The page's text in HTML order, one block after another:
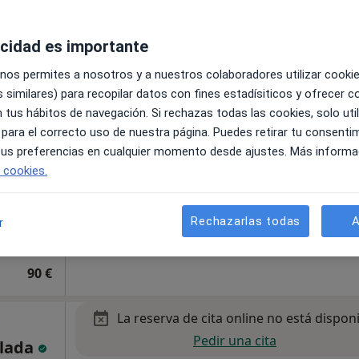
90 €
La reserva de cita online no está
Pedir una cita
es importante
permites a nosotros y a nuestros colaboradores utilizar
similares) para recopilar datos con fines estadísiticos y ofrecer
tus hábitos de navegación. Si rechazas todas las cookies, solo
el correcto uso de nuestra página. Puedes retirar tu
preferencias en cualquier momento desde ajustes. Más
Rechazarlas todas